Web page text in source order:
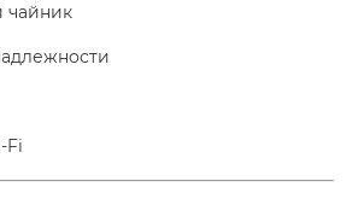
чайник
Fi